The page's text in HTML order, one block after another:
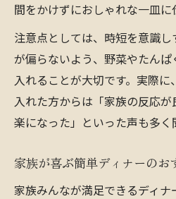
間をかけずにおしゃれな一皿に
注意点としては、時短を意識
が偏らないよう、野菜やたん
入れることが大切です。実際に
入れた方からは「家族の反応
楽になった」といった声も多く
家族が喜ぶ簡単ディナーのお
家族みんなが満足できるディ